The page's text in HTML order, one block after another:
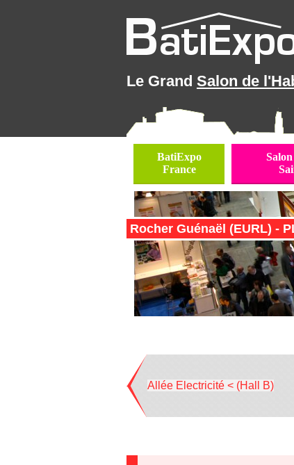
Le Grand Salon de
BatiExpo
France
Rocher Guénaël (EURL) -
Allée Electricité < (Hall B)